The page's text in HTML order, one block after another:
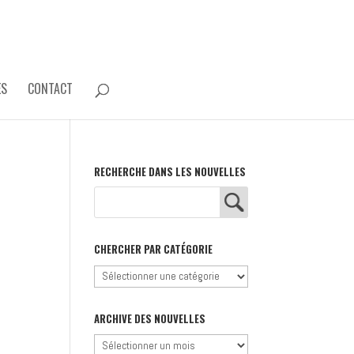
CONTACT
RECHERCHE DANS LES NOUVELLES
CHERCHER PAR CATÉGORIE
Chercher
catégorie
ARCHIVE DES NOUVELLES
Archive